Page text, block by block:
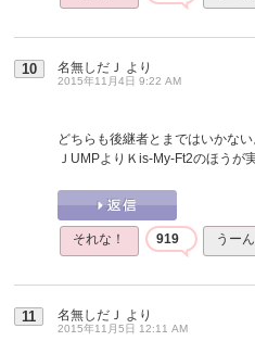
10 名無しだＪ より
2015年11月4日 9:22 AM
どちらも後継者とまではいかない
ＪUMPよりＫis-My-Ft2のほうが
それな！ 919 うー
11 名無しだＪ より
2015年11月5日 12:11 AM